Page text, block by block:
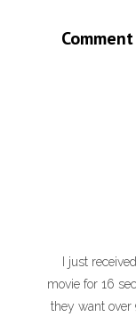
I just
movie for 16
they want